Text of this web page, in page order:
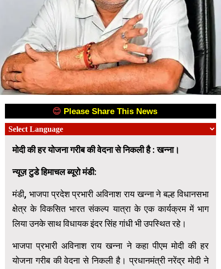
😊 Please Share This News
मोदी की हर योजना गरीब की वेदना से निकली है : खन्ना।
न्यूज़ टुडे हिमाचल ब्यूरो मंडी:
मंडी, भाजपा प्रदेश प्रभारी अविनाश राय खन्ना ने बल्ह विधानसभा
क्षेत्र के विकसित भारत संकल्प यात्रा के एक कार्यक्रम में भाग
लिया उनके साथ विधायक इंदर सिंह गांधी भी उपस्थित रहे।
भाजपा प्रभारी अविनाश राय खन्ना ने कहा पीएम मोदी की हर
योजना गरीब की वेदना से निकली है। प्रधानमंत्री नरेंद्र मोदी ने